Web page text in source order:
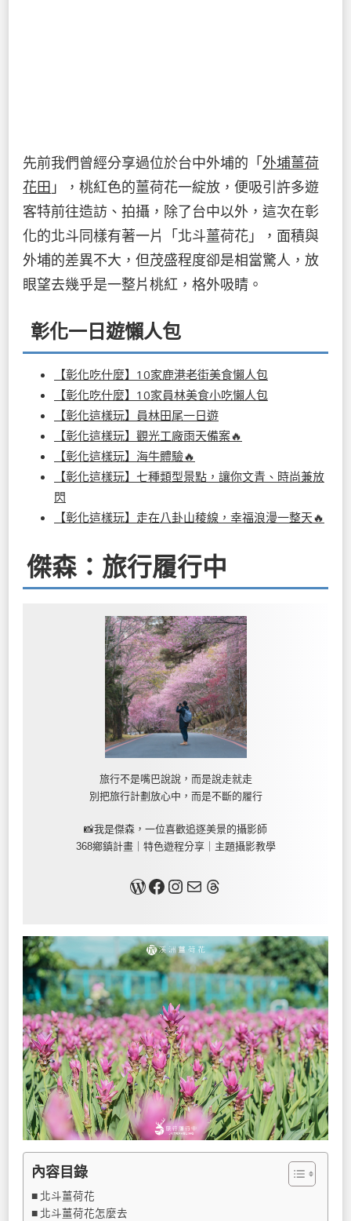
先前我們曾經分享過位於台中外埔的「 外埔薑荷
花田 」，桃紅色的薑荷花一綻放，便吸引許多遊
客特前往造訪、拍攝，除了台中以外，這次在彰
化的北斗同樣有著一片「北斗薑荷花」，面積與
外埔的差異不大，但茂盛程度卻是相當驚人，放
眼望去幾乎是一整片桃紅，格外吸睛。
彰化一日遊懶人包
【彰化吃什麼】10家鹿港老街美食懶人包
【彰化吃什麼】10家員林美食小吃懶人包
【彰化這樣玩】員林田尾一日遊
【彰化這樣玩】觀光工廠雨天備案🔥
【彰化這樣玩】海牛體驗🔥
【彰化這樣玩】七種類型景點，讓你文青、時尚兼放
閃
【彰化這樣玩】走在八卦山稜線，幸福浪漫一整天🔥
傑森：旅行履行中
旅行不是嘴巴說說，而是說走就走
別把旅行計劃放心中，而是不斷的履行
📸我是傑森，一位喜歡追逐美景的攝影師
368鄉鎮計畫｜特色遊程分享｜主題攝影教學
關於我Facebook InstagramMail Threads
內容目錄
北斗薑荷花
北斗薑荷花怎麼去